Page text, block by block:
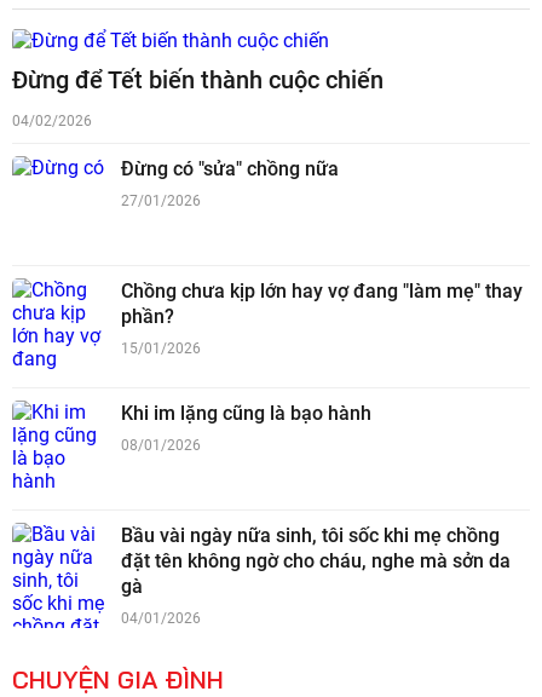
Đừng để Tết biến thành cuộc chiến
04/02/2026
Đừng có "sửa" chồng nữa
27/01/2026
Chồng chưa kịp lớn hay vợ đang "làm mẹ" thay
phần?
15/01/2026
Khi im lặng cũng là bạo hành
08/01/2026
Bầu vài ngày nữa sinh, tôi sốc khi mẹ chồng
đặt tên không ngờ cho cháu, nghe mà sởn da
gà
04/01/2026
CHUYỆN GIA ĐÌNH